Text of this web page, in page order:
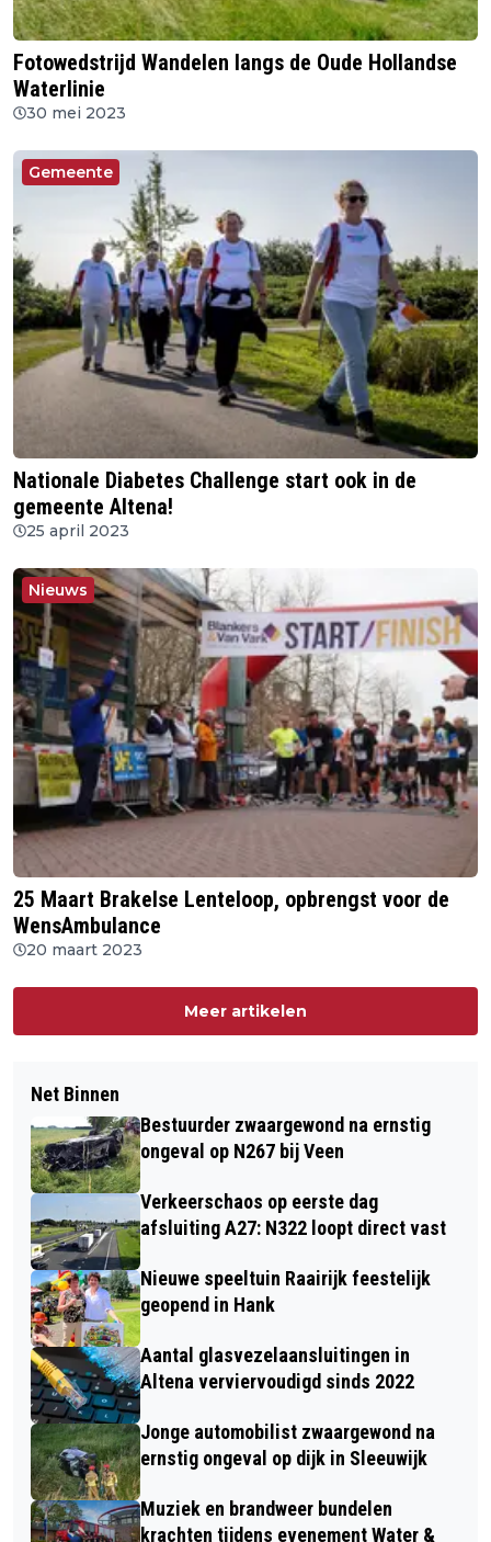
Fotowedstrijd Wandelen langs de Oude Hollandse
Waterlinie
30 mei 2023
Gemeente
Nationale Diabetes Challenge start ook in de
gemeente Altena!
25 april 2023
Nieuws
25 Maart Brakelse Lenteloop, opbrengst voor de
WensAmbulance
20 maart 2023
Meer artikelen
Net Binnen
Bestuurder zwaargewond na ernstig
ongeval op N267 bij Veen
Verkeerschaos op eerste dag
afsluiting A27: N322 loopt direct vast
Nieuwe speeltuin Raairijk feestelijk
geopend in Hank
Aantal glasvezelaansluitingen in
Altena verviervoudigd sinds 2022
Jonge automobilist zwaargewond na
ernstig ongeval op dijk in Sleeuwijk
Muziek en brandweer bundelen
krachten tijdens evenement Water &